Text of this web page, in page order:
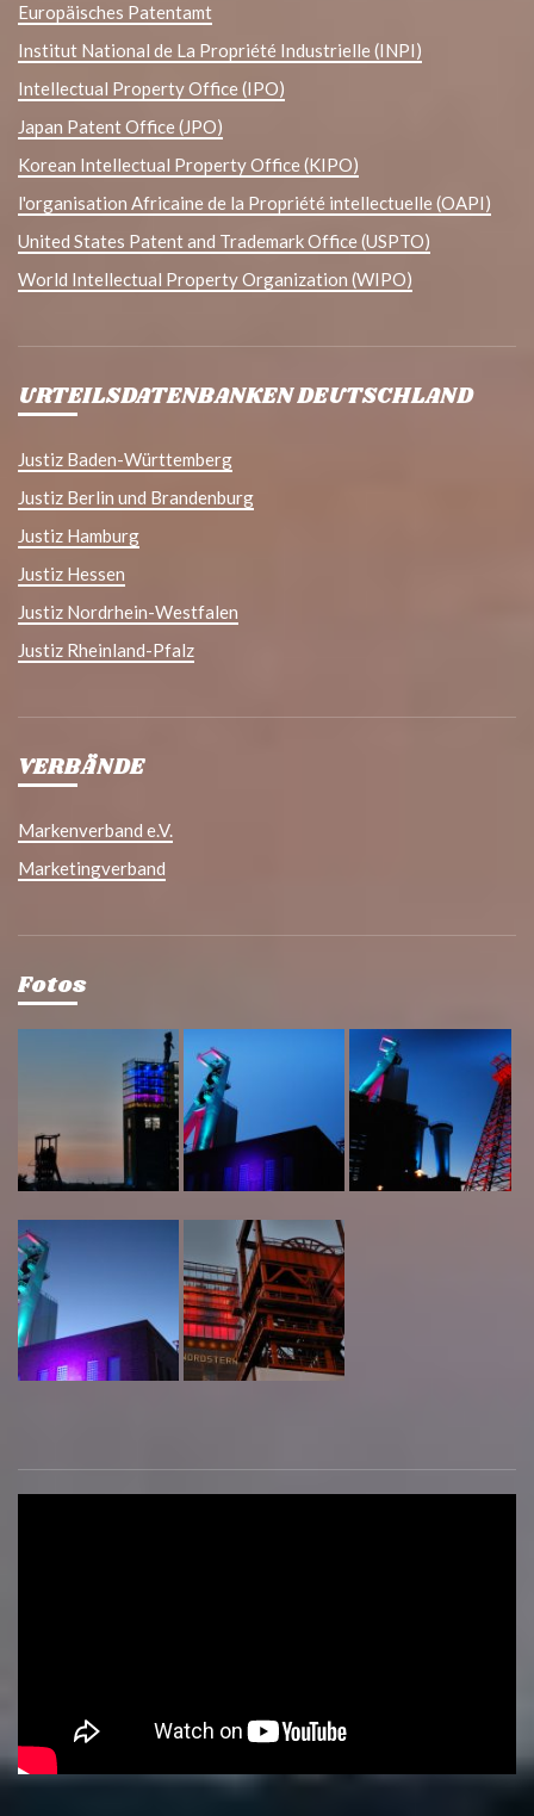
Europäisches Patentamt
Institut National de La Propriété Industrielle (INPI)
Intellectual Property Office (IPO)
Japan Patent Office (JPO)
Korean Intellectual Property Office (KIPO)
l'organisation Africaine de la Propriété intellectuelle (OAPI)
United States Patent and Trademark Office (USPTO)
World Intellectual Property Organization (WIPO)
URTEILSDATENBANKEN DEUTSCHLAND
Justiz Baden-Württemberg
Justiz Berlin und Brandenburg
Justiz Hamburg
Justiz Hessen
Justiz Nordrhein-Westfalen
Justiz Rheinland-Pfalz
VERBÄNDE
Markenverband e.V.
Marketingverband
Fotos